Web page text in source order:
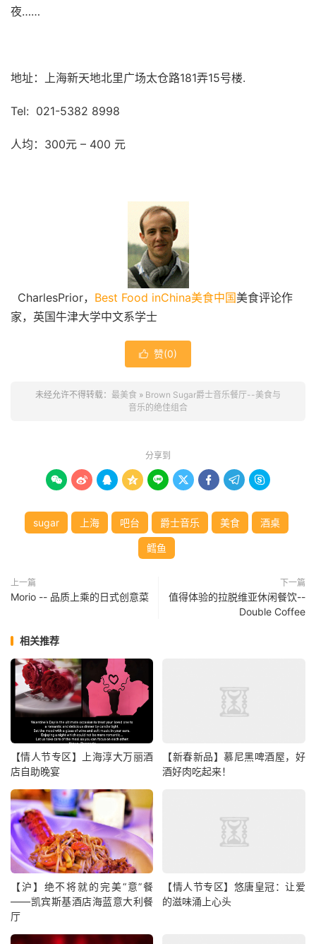
夜……
地址：上海新天地北里广场太仓路181弄15号楼.
Tel: 021-5382 8998
人均：300元 – 400 元
CharlesPrior， Best Food inChina美食中国美食评论作
家，英国牛津大学中文系学士
 赞(0)
未经允许不得转载： 最美食 » Brown Sugar爵士音乐餐厅--美食与
音乐的绝佳组合
分享到
        
sugar 上海 吧台 爵士音乐 美食 酒桌
鳕鱼
上一篇
Morio -- 品质上乘的日式创意菜
下一篇
值得体验的拉脱维亚休闲餐饮--
Double Coffee
相关推荐
【情人节专区】上海淳大万丽酒
店自助晚宴
【新春新品】慕尼黑啤酒屋，好
酒好肉吃起来！
【沪】绝不将就的完美“意”餐
——凯宾斯基酒店海蓝意大利餐
厅
【情人节专区】悠唐皇冠：让爱
的滋味涌上心头